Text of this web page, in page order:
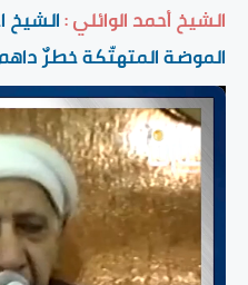
الشيخ أحمد الوائلي :الشيخ
الموضة المتهتّكة خطرٌ